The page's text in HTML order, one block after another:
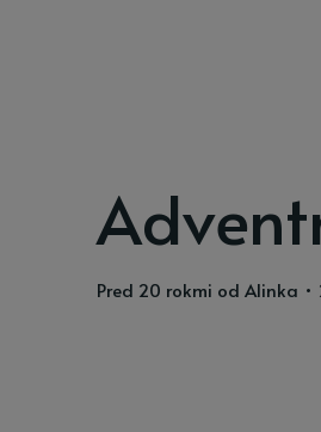
pred 20 rokmi od Alinka